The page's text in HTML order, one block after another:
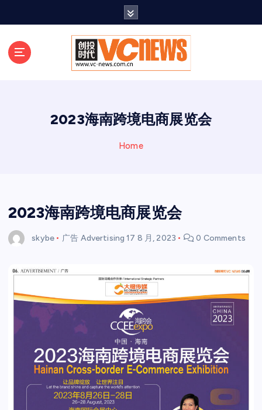
2023海南跨境电商展览会
Home
2023海南跨境电商展览会
skybe 广告 Advertising 17 8 月, 2023 0 Comments